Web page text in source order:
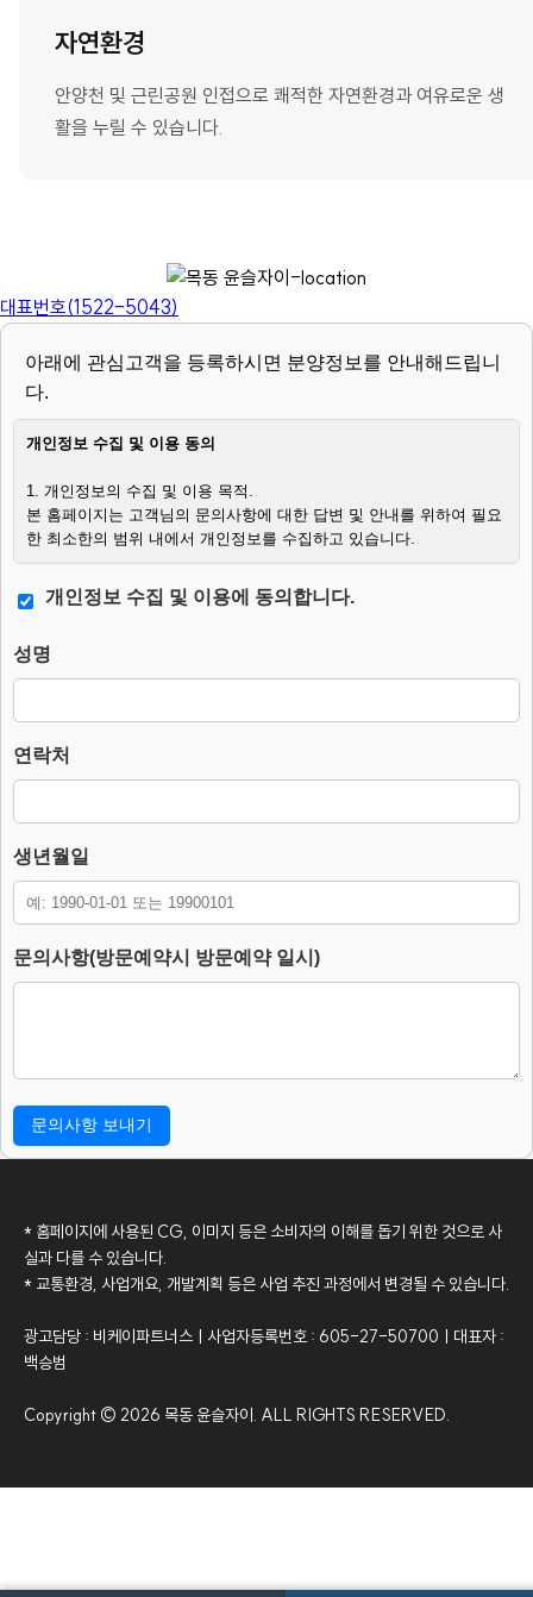
자연환경
안양천 및 근린공원 인접으로 쾌적한 자연환경과 여유로운 생
활을 누릴 수 있습니다.
대표번호(1522-5043)
아래에 관심고객을 등록하시면 분양정보를 안내해드립니
다.
개인정보 수집 및 이용 동의
1. 개인정보의 수집 및 이용 목적.
본 홈페이지는 고객님의 문의사항에 대한 답변 및 안내를 위하여 필요
한 최소한의 범위 내에서 개인정보를 수집하고 있습니다.
2. 수집하는 개인정보의 항목.
– 필수항목 : 이름, 연락처, 생년월일, 문의사항.
3. 개인정보의 처리 및 보유기간.
단, 다음의 정보에 대해서는 아래의 이유로 명시한 기간 동안 보존합니
다.
– 보존 근거 : 소비자의 불만 또는 분쟁처리에 관한 기록.(전자상거래
등에서의 소비자보호에 관한 법률.)
4. 부동의에 따른 고지사항
용 입력을 할 수 없어 관심고객 등록이 불가능합니다.
개인정보 수집 및 이용에 동의합니다.
성명
연락처
생년월일
문의사항(방문예약시 방문예약 일시)
* 홈페이지에 사용된 CG, 이미지 등은 소비자의 이해를 돕기 위한 것으로 사
실과 다를 수 있습니다.
* 교통환경, 사업개요, 개발계획 등은 사업 추진 과정에서 변경될 수 있습니다.
광고담당 : 비케이파트너스ㅣ사업자등록번호 : 605-27-50700ㅣ대표자 :
백승범
Copyright © 2026 목동 윤슬자이. ALL RIGHTS RESERVED.